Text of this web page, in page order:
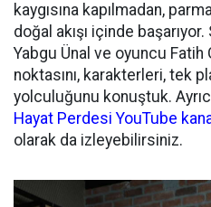
kaygısına kapılmadan,
doğal akışı içinde
Yabgu Ünal ve oyuncu Fatih
noktasını, karakterleri, tek
yolculuğunu konuştuk.
Hayat Perdesi YouTube
olarak da izleyebilirsiniz.